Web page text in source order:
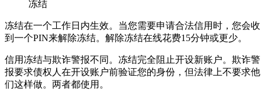
冻结
冻结在一个工作日内生效。当您需要申请合法信用时，您会收
到一个PIN来解除冻结。解除冻结在线花费15分钟或更少。
信用冻结与欺诈警报不同。冻结完全阻止开设新账户。欺诈警
报要求债权人在开设账户前验证您的身份，但法律上不要求他
们这样做。两者都使用。